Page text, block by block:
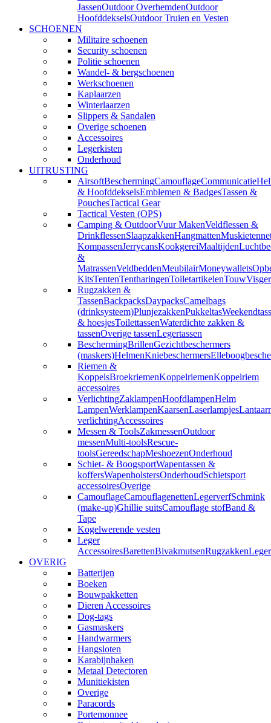
JassenOutdoor OverhemdenOutdoor
HoofddekselsOutdoor Truien en Vesten
SCHOENEN
Militaire schoenen
Security schoenen
Politie schoenen
Wandel- & bergschoenen
Werkschoenen
Kaplaarzen
Winterlaarzen
Slippers & Sandalen
Overige schoenen
Accessoires
Legerkisten
Onderhoud
UITRUSTING
AirsoftBeschermingCamouflageCommunicatie
& HoofddekselsEmblemen & BadgesTassen &
PouchesTactical Gear
Tactical Vesten (OPS)
Camping & OutdoorVuur MakenVeldflessen &
DrinkflessenSlaapzakkenHangmatten
KompassenJerrycansKookgereiMaaltijden
&
MatrassenVeldbeddenMeubilairMoneywallets
KitsTentenTentharingenToiletartikelenTouw
Rugzakken &
TassenBackpacksDaypacksCamelbags
(drinksysteem)PlunjezakkenPukkeltas
& hoesjesToilettassenWaterdichte zakken &
tassenOverige tassenLegertassen
BeschermingBrillenGezichtbeschermers
(maskers)HelmenKniebeschermers
Riemen &
KoppelsBroekriemenKoppelriemenKoppelriem
accessoires
VerlichtingZaklampenHoofdlampenHelm
LampenWerklampenKaarsenLaserlampjes
verlichtingAccessoires
Messen & ToolsZakmessenOutdoor
messenMulti-toolsRescue-
toolsGereedschapMeshoezenOnderhoud
Schiet- & BoogsportWapentassen &
koffersWapenholstersOnderhoudSchietsport
accessoiresOverige
CamouflageCamouflagenettenLegerverfSchmink
(make-up)Ghillie suitsCamouflage stofBand &
Tape
Kogelwerende vesten
Leger
AccessoiresBarettenBivakmutsenRugzakken
OVERIG
Batterijen
Boeken
Bouwpakketten
Dieren Accessoires
Dog-tags
Gasmaskers
Handwarmers
Hangsloten
Karabijnhaken
Metaal Detectoren
Munitiekisten
Overige
Paracords
Portemonnee